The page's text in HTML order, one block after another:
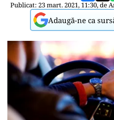
Publicat: 23 mart. 2021, 11:30, de
Adaugă-ne ca